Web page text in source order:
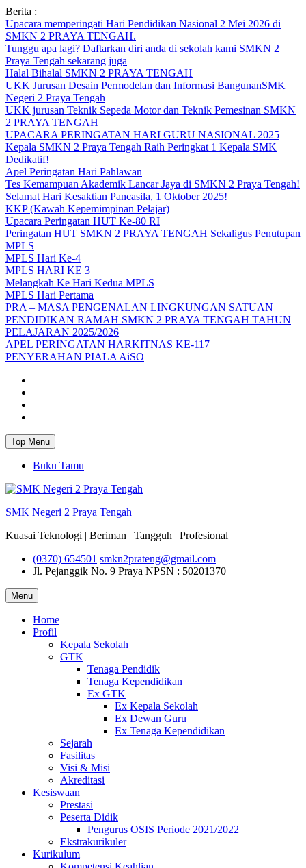
Skip
to
content
Berita :
Upacara memperingati Hari Pendidikan Nasional 2 Mei 2026 di
SMKN 2 PRAYA TENGAH.
Tunggu apa lagi? Daftarkan diri anda di sekolah kami SMKN 2
Praya Tengah sekarang juga
Halal Bihalal SMKN 2 PRAYA TENGAH
UKK Jurusan Desain Permodelan dan Informasi BangunanSMK
Negeri 2 Praya Tengah
UKK jurusan Teknik Sepeda Motor dan Teknik Pemesinan SMKN
2 PRAYA TENGAH
UPACARA PERINGATAN HARI GURU NASIONAL 2025
Kepala SMKN 2 Praya Tengah Raih Peringkat 1 Kepala SMK
Dedikatif!
Apel Peringatan Hari Pahlawan
Tes Kemampuan Akademik Lancar Jaya di SMKN 2 Praya Tengah!
Selamat Hari Kesaktian Pancasila, 1 Oktober 2025!
KKP (Kawah Kepemimpinan Pelajar)
Upacara Peringatan HUT Ke-80 RI
Peringatan HUT SMKN 2 PRAYA TENGAH Sekaligus Penutupan
MPLS
MPLS Hari Ke-4
MPLS HARI KE 3
Melangkah Ke Hari Kedua MPLS
MPLS Hari Pertama
PRA – MASA PENGENALAN LINGKUNGAN SATUAN
PENDIDIKAN RAMAH SMKN 2 PRAYA TENGAH TAHUN
PELAJARAN 2025/2026
APEL PERINGATAN HARKITNAS KE-117
PENYERAHAN PIALA AiSO
Top Menu
Buku Tamu
SMK Negeri 2 Praya Tengah
Kuasai Teknologi | Beriman | Tangguh | Profesional
(0370) 654501 smkn2prateng@gmail.com
Jl. Pejanggik No. 9 Praya NPSN : 50201370
Menu
Home
Profil
Kepala Sekolah
GTK
Tenaga Pendidik
Tenaga Kependidikan
Ex GTK
Ex Kepala Sekolah
Ex Dewan Guru
Ex Tenaga Kependidikan
Sejarah
Fasilitas
Visi & Misi
Akreditasi
Kesiswaan
Prestasi
Peserta Didik
Pengurus OSIS Periode 2021/2022
Ekstrakurikuler
Kurikulum